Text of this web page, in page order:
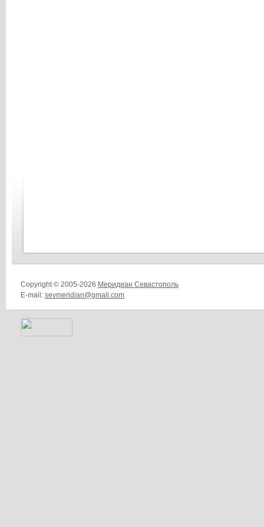
Copyright © 2005-2026 Меридиан Севастополь
E-mail: sevmeridian@gmail.com